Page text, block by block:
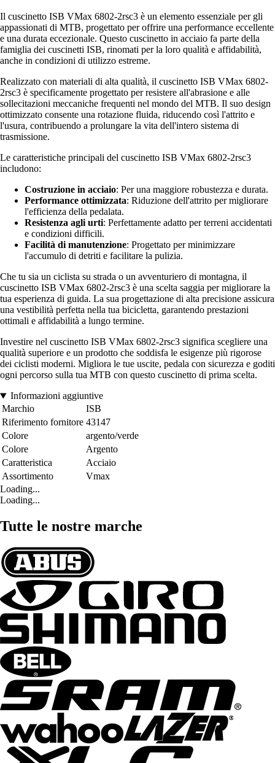
Il cuscinetto ISB VMax 6802-2rsc3 è un elemento essenziale per gli
appassionati di MTB, progettato per offrire una performance eccellente
e una durata eccezionale. Questo cuscinetto in acciaio fa parte della
famiglia dei cuscinetti ISB, rinomati per la loro qualità e affidabilità,
anche in condizioni di utilizzo estreme.
Realizzato con materiali di alta qualità, il cuscinetto ISB VMax 6802-
2rsc3 è specificamente progettato per resistere all'abrasione e alle
sollecitazioni meccaniche frequenti nel mondo del MTB. Il suo design
ottimizzato consente una rotazione fluida, riducendo così l'attrito e
l'usura, contribuendo a prolungare la vita dell'intero sistema di
trasmissione.
Le caratteristiche principali del cuscinetto ISB VMax 6802-2rsc3
includono:
Costruzione in acciaio: Per una maggiore robustezza e durata.
Performance ottimizzata: Riduzione dell'attrito per migliorare
l'efficienza della pedalata.
Resistenza agli urti: Perfettamente adatto per terreni accidentati
e condizioni difficili.
Facilità di manutenzione: Progettato per minimizzare
l'accumulo di detriti e facilitare la pulizia.
Che tu sia un ciclista su strada o un avventuriero di montagna, il
cuscinetto ISB VMax 6802-2rsc3 è una scelta saggia per migliorare la
tua esperienza di guida. La sua progettazione di alta precisione assicura
una vestibilità perfetta nella tua bicicletta, garantendo prestazioni
ottimali e affidabilità a lungo termine.
Investire nel cuscinetto ISB VMax 6802-2rsc3 significa scegliere una
qualità superiore e un prodotto che soddisfa le esigenze più rigorose
dei ciclisti moderni. Migliora le tue uscite, pedala con sicurezza e goditi
ogni percorso sulla tua MTB con questo cuscinetto di prima scelta.
Informazioni aggiuntive
Marchio
ISB
Riferimento fornitore 43147
Colore
argento/verde
Colore
Argento
Caratteristica
Acciaio
Assortimento
Vmax
Loading...
Loading...
Tutte le nostre marche